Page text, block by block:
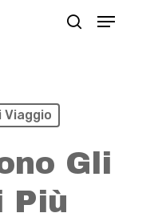
Menu
Viaggio
Gli
Più